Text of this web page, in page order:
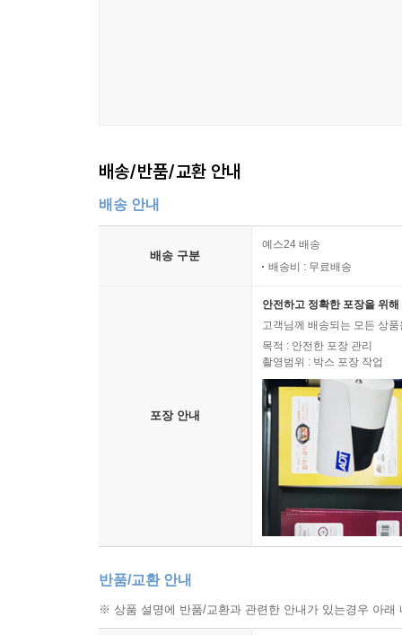
번에 읽히기를, 야상곡처럼 들리기를 바라며 썼다
『샤이』의 문장은 음악처럼 리드미컬하다. 짧은
샤이가 듣는 드럼 앤 베이스 음악과 겹치며 그
한다는 문법을 기세 좋게 깨부수며 독자에게 더
듣는 공감각적 독서 체험”을 하게 된다.
“자기 자신을 알아가는 건 여러 계절이 걸리는 일
길고 어두운 터널을 지나고 있는 나에게 꼭 쥐여주
불안을 짊어지고 나아가는 새로운 세대를 위한 『
살아가는 일이 버거운 것은 샤이의 문제만은
앞길엔 여전히 낯선 고통과 실패가 기다리고 있
상처 입은 자신과 함께. “일어나서 가보자, 샤
걸어가는 순간에 비로소 사랑이 시작된다고, 그
손, 돌을 던진 손, 그 모든 손이 결국엔 다른 손을
배송/반품/교환 안내
배송 안내
배송 구분
예스24 배송
배송비 : 무료배송
포장 안내
안전하고 정확한 포장을 위
고객님께 배송되는 모든 상
목적 : 안전한 포장 관리
촬영범위 : 박스 포장 작업
반품/교환 안내
※ 상품 설명에 반품/교환과 관련한 안내가 있는경우 아